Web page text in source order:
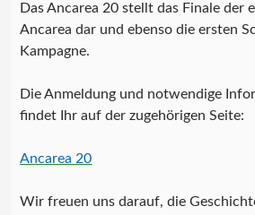
Das Ancarea 20 stellt das Finale der
Ancarea dar und ebenso die ersten
Kampagne.
Die Anmeldung und notwendige
findet Ihr auf der zugehörigen Seite:
Ancarea 20
Wir freuen uns darauf, die